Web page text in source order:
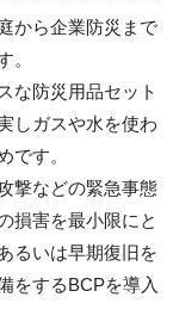
から企業防災まで
。
な防災用品セット
しガスや水を使わ
です。
撃などの緊急事態
損害を最小限にと
るいは早期復旧を
をするBCPを導入